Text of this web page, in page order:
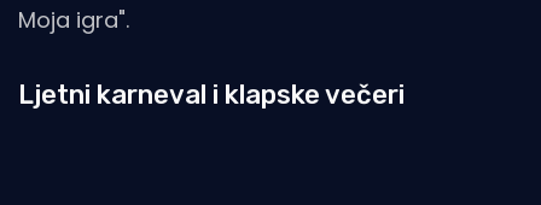
Moja igra".
Ljetni karneval i klapske večeri